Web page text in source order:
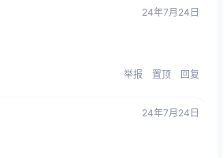
24年7月24日
举报 置顶 回复
24年7月24日